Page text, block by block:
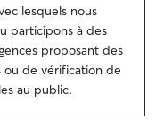
lesquels nous
participons à des
proposant des
ou de vérification de
au public.